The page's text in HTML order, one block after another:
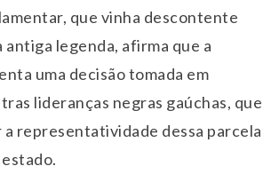
que vinha descontente
antiga legenda, afirma que a
uma decisão tomada em
lideranças negras gaúchas, que
representatividade dessa parcela